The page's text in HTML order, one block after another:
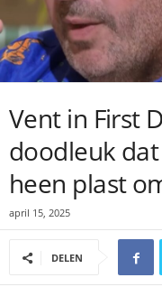
Vent in First
doodleuk
heen plast
april 15, 2025
DELEN